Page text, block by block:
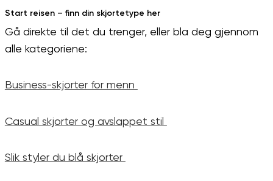
Start reisen – finn din skjortetype her
Gå direkte til det du trenger, eller bla deg gjennom
alle kategoriene:
Business-skjorter for menn
Casual skjorter og avslappet stil
Slik styler du blå skjorter